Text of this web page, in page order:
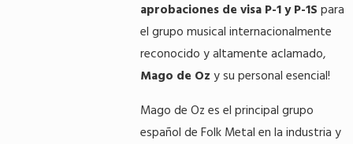
aprobaciones de visa P-1 y P-1S para
el grupo musical internacionalmente
reconocido y altamente aclamado,
Mago de Oz y su personal esencial!
Mago de Oz es el principal grupo
español de Folk Metal en la industria y